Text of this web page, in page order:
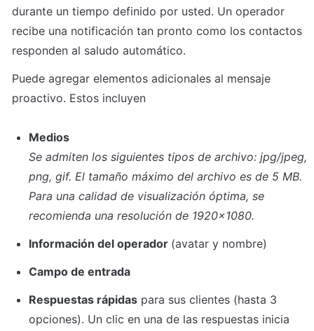
durante un tiempo definido por usted. Un operador
recibe una notificación tan pronto como los contactos
responden al saludo automático.
Puede agregar elementos adicionales al mensaje
proactivo. Estos incluyen
Medios
Se admiten los siguientes tipos de archivo: jpg/jpeg,
png, gif. El tamaño máximo del archivo es de 5 MB.
Para una calidad de visualización óptima, se
recomienda una resolución de 1920x1080.
Información del operador (avatar y nombre)
Campo de entrada
Respuestas rápidas para sus clientes (hasta 3
opciones). Un clic en una de las respuestas inicia